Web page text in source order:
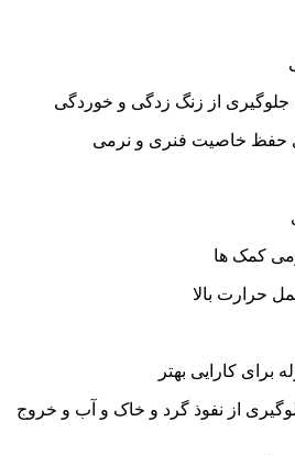
جلوگیری از زنگ زدگی و خوردگی
حفظ خاصیت فنری و نرمی
برای کارایی بهتر
از نفوذ گرد و خاک و آب و خروج